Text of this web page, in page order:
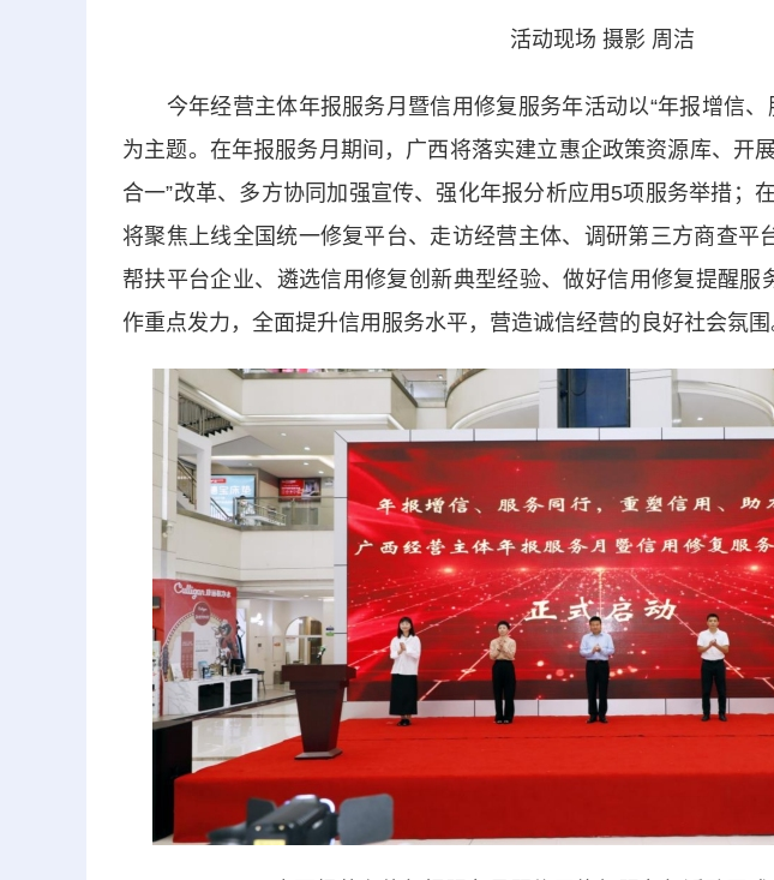
活动现场 摄影 周洁
今年经营主体年报服务月暨信用修复服务年活动以“年报增信
为主题。在年报服务月期间，广西将落实建立惠企政策资源库、开
合一”改革、多方协同加强宣传、强化年报分析应用5项服务举措；
将聚焦上线全国统一修复平台、走访经营主体、调研第三方商查平
帮扶平台企业、遴选信用修复创新典型经验、做好信用修复提醒服
作重点发力，全面提升信用服务水平，营造诚信经营的良好社会氛围